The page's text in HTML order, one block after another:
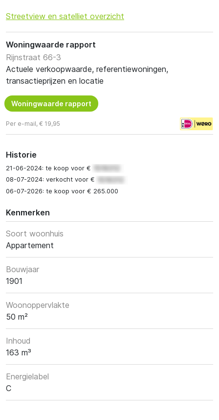
Streetview en satelliet overzicht
Woningwaarde rapport
Rijnstraat 66-3
Actuele verkoopwaarde, referentiewoningen,
transactieprijzen en locatie
Woningwaarde rapport
Per e-mail, € 19,95
Historie
21-06-2024: te koop voor €
08-07-2024: verkocht voor €
06-07-2026: te koop voor € 265.000
Kenmerken
Soort woonhuis
Appartement
Bouwjaar
1901
Woonoppervlakte
50 m²
Inhoud
163 m³
Energielabel
C